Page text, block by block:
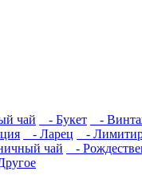
чай - Букет -
- Ларец -
чай -